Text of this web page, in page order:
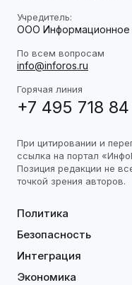
Учредитель:
ООО Информационное
По всем вопросам
info@inforos.ru
Горячая линия
+7 495 718 84
При цитировании и
ссылка на портал
Позиция редакции не
точкой зрения авторов.
Политика
Безопасность
Интеграция
Экономика